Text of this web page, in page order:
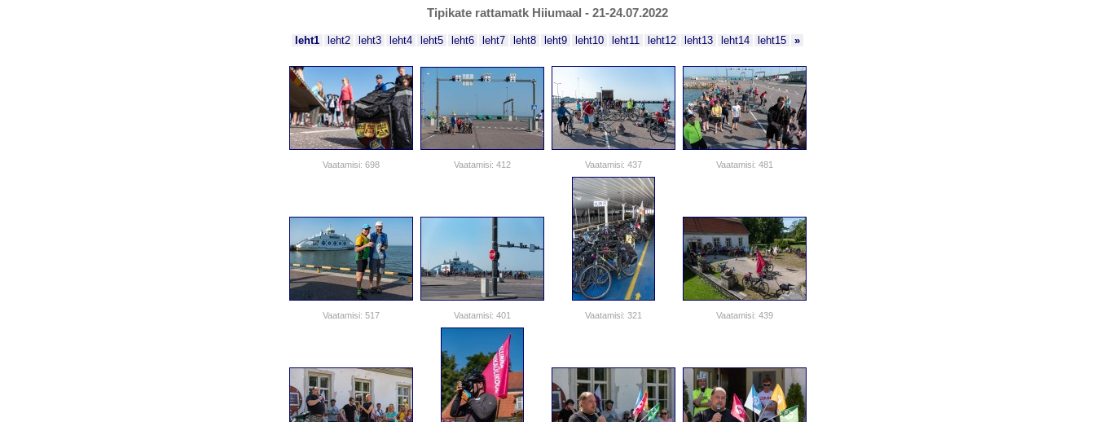
Tipikate rattamatk Hiiumaal - 21-24.07.2022
leht1 leht2 leht3 leht4 leht5 leht6 leht7 leht8 leht9 leht10 leht11 leht12 leht13 leht14 leht15 »
Vaatamisi: 698 Vaatamisi: 412 Vaatamisi: 437 Vaatamisi: 481
Vaatamisi: 517 Vaatamisi: 401 Vaatamisi: 321 Vaatamisi: 439